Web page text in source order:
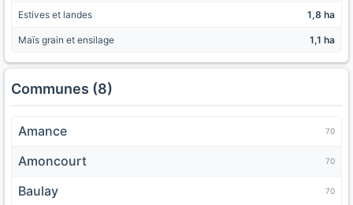
Estives et landes 1,8 ha
Maïs grain et ensilage 1,1 ha
Communes (8)
Amance 70
Amoncourt 70
Baulay 70